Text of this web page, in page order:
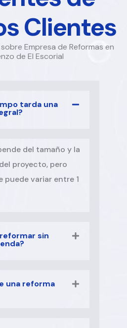
Clientes
Empresa de Reformas en
de El Escorial
tarda una
del tamaño y la
proyecto, pero
puede variar entre 1
sin
una reforma